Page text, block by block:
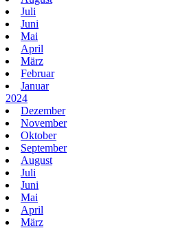
Juli
Juni
Mai
April
März
Februar
Januar
2024
Dezember
November
Oktober
September
August
Juli
Juni
Mai
April
März